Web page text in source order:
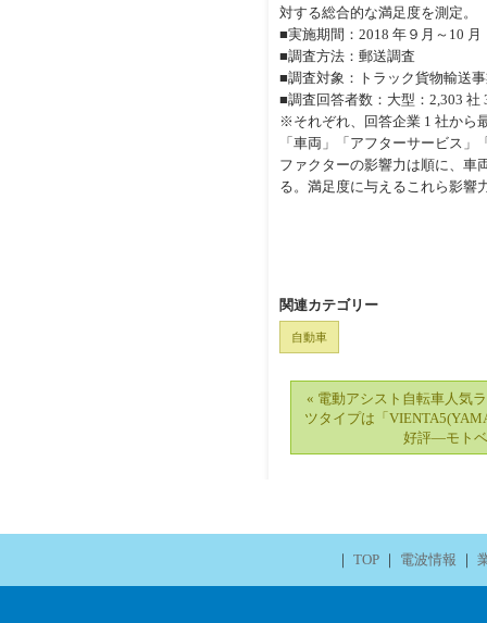
対する総合的な満足度を測定。
■実施期間：2018 年９月～10 月
■調査方法：郵送調査
■調査対象：トラック貨物輸送
■調査回答者数：大型：2,303 社
※それぞれ、回答企業 1 社から
「車両」「アフターサービス
ファクターの影響力は順に、車
る。満足度に与えるこれら影響
関連カテゴリー
自動車
« 電動アシスト自転車人気
ツタイプは「
好評―モト
｜ TOP｜ 電波情報 ｜